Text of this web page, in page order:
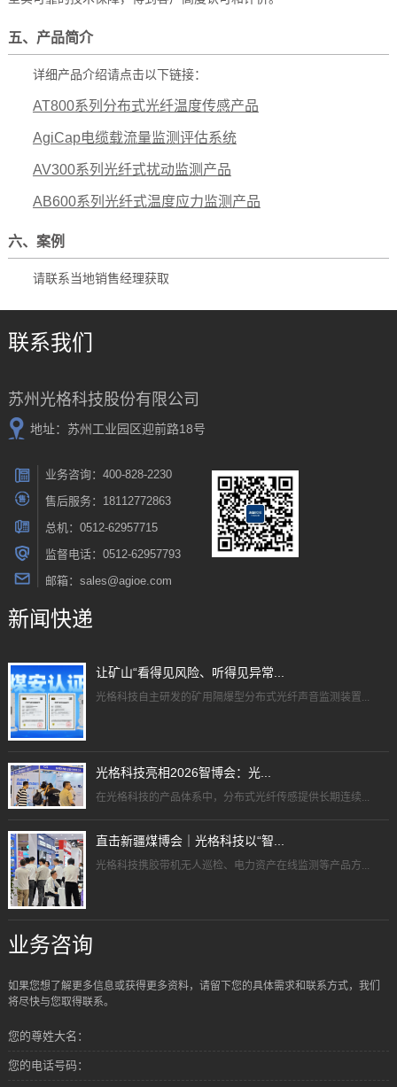
五、产品简介
详细产品介绍请点击以下链接：
AT800系列分布式光纤温度传感产品
AgiCap电缆载流量监测评估系统
AV300系列光纤式扰动监测产品
AB600系列光纤式温度应力监测产品
六、案例
请联系当地销售经理获取
联系我们
苏州光格科技股份有限公司
地址：苏州工业园区迎前路18号
业务咨询：400-828-2230
售后服务：18112772863
总机：0512-62957715
监督电话：0512-62957793
邮箱：sales@agioe.com
新闻快递
让矿山“看得见风险、听得见异常...
光格科技自主研发的矿用隔爆型分布式光纤声音监测装置...
光格科技亮相2026智博会：光...
在光格科技的产品体系中，分布式光纤传感提供长期连续...
直击新疆煤博会｜光格科技以“智...
光格科技携胶带机无人巡检、电力资产在线监测等产品方...
业务咨询
如果您想了解更多信息或获得更多资料，请留下您的具体需求和联系方式，我们
将尽快与您取得联系。
您的尊姓大名：
您的电话号码：